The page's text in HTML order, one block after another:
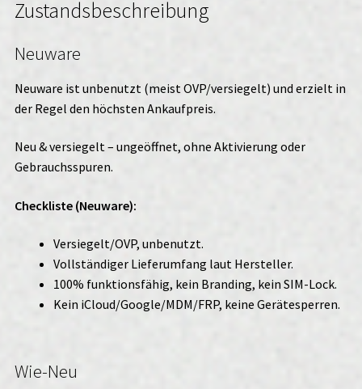
Zustandsbeschreibung
Neuware
Neuware ist unbenutzt (meist OVP/versiegelt) und erzielt in
der Regel den höchsten Ankaufpreis.
Neu & versiegelt – ungeöffnet, ohne Aktivierung oder
Gebrauchsspuren.
Checkliste (Neuware):
Versiegelt/OVP, unbenutzt.
Vollständiger Lieferumfang laut Hersteller.
100% funktionsfähig, kein Branding, kein SIM-Lock.
Kein iCloud/Google/MDM/FRP, keine Gerätesperren.
Wie-Neu